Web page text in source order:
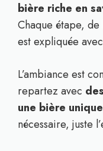
bière riche en
Chaque étape,
est expliquée
L’ambiance est
repartez avec
une bière
nécessaire, juste